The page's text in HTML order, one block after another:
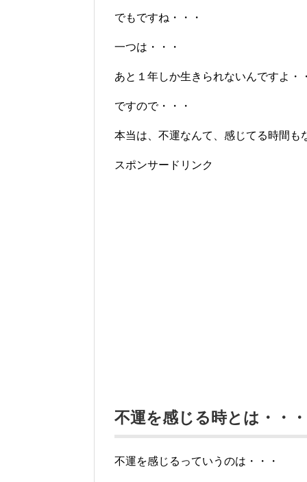
でもですね・・・
一つは・・・
あと１年しか生きられないんですよ・
ですので・・・
本当は、不運なんて、感じてる時間も
スポンサードリンク
不運を感じる時とは・・・
不運を感じるっていうのは・・・